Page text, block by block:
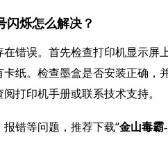
闪烁怎么解决？
错误。首先检查打印机显示屏
纸。检查墨盒是否安装正确，
打印机手册或联系技术支持。
错等问题，推荐下载“金山毒霸